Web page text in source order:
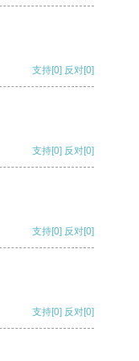
支持[0] 反对[0]
支持[0] 反对[0]
支持[0] 反对[0]
支持[0] 反对[0]